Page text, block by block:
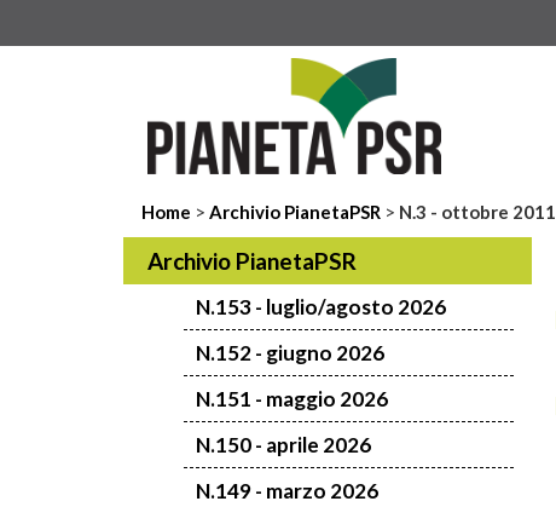
Home > Archivio PianetaPSR > N.3 - ottobre 2011
Archivio PianetaPSR
N.153 - luglio/agosto 2026
N.152 - giugno 2026
N.151 - maggio 2026
N.150 - aprile 2026
N.149 - marzo 2026